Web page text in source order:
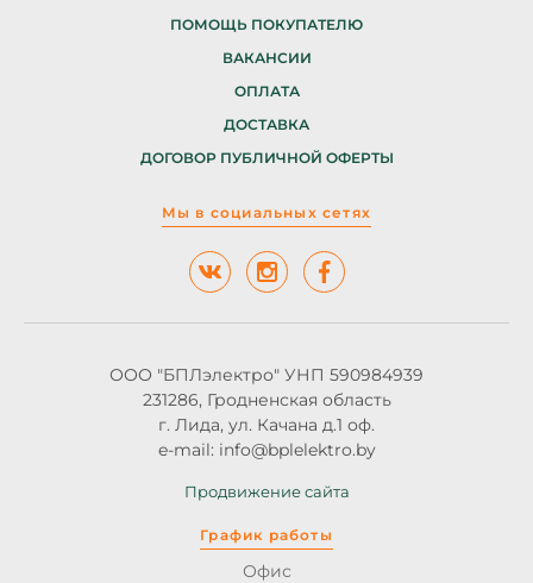
ПОМОЩЬ ПОКУПАТЕЛЮ
ВАКАНСИИ
ОПЛАТА
ДОСТАВКА
ДОГОВОР ПУБЛИЧНОЙ ОФЕРТЫ
Мы в социальных сетях
График работы
Офис
ООО "БПЛэлектро" УНП 590984939
231286, Гродненская область
г. Лида, ул. Качана д.1 оф.
e-mail: info@bplelektro.by
Продвижение сайта